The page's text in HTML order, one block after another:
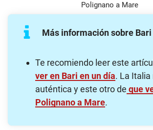
Polignano a Mare
Más información sobre Bari
Te recomiendo leer este
ver en Bari en un día. La Italia
auténtica y este otro de que
Polignano a Mare.